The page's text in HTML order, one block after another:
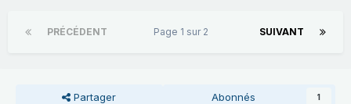
PRÉCÉDENT SUIVANT
Page 1 sur 2
Partager Abonnés 1